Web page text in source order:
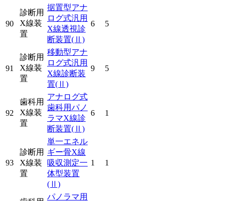
90
診断用
X線装
置
据置型アナ
ログ式汎用
X線透視診
断装置(Ⅱ)
6 5
91
診断用
X線装
置
移動型アナ
ログ式汎用
X線診断装
置(Ⅱ)
9 5
92
歯科用
X線装
置
アナログ式
歯科用パノ
ラマX線診
断装置(Ⅱ)
6 1
93
診断用
X線装
置
単一エネル
ギー骨X線
吸収測定一
体型装置
(Ⅱ)
1 1
パノラマ用